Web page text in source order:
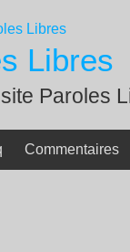
Libres
Paroles
Commentaires